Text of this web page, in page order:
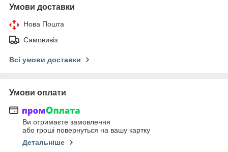
Умови доставки
Нова Пошта
Самовивіз
Всі умови доставки
Умови оплати
Ви отримаєте замовлення
або гроші повернуться на вашу картку
Детальніше